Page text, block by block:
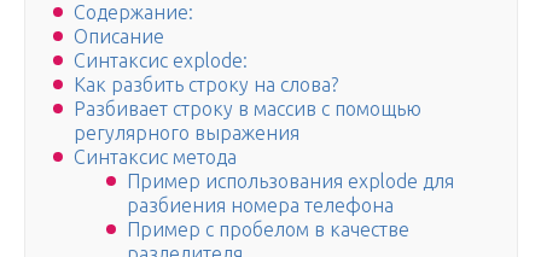
Содержание:
Описание
Синтаксис explode:
Как разбить строку на слова?
Разбивает строку в массив с помощью
регулярного выражения
Синтаксис метода
Пример использования explode для
разбиения номера телефона
Пример с пробелом в качестве